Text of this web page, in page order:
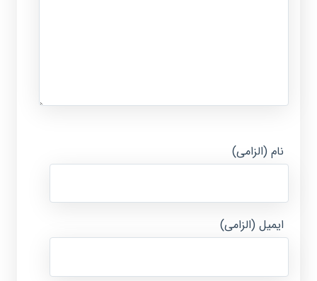
نام (الزامی)
ایمیل (الزامی)